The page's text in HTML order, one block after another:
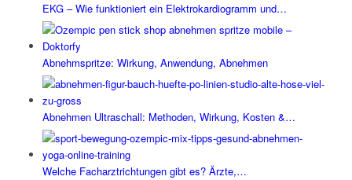
EKG – Wie funktioniert ein Elektrokardiogramm und…
Abnehmspritze: Wirkung, Anwendung, Abnehmen
Abnehmen Ultraschall: Methoden, Wirkung, Kosten &…
Welche Facharztrichtungen gibt es? Ärzte,…